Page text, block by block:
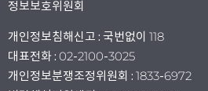
정보보호위원회
개인정보침해신고 : 국번없이 118
대표전화 : 02-2100-3025
개인정보분쟁조정위원회 : 1833-6972